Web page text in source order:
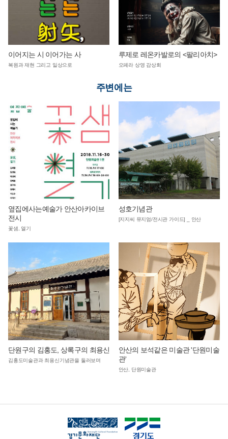
이어지는 시 이어가는 사
복원과 재현 그리고 일상으로
루제로 레온카발로의 <팔리아치>
오페라 상영 감상회
주변에는
옆집에사는예술가 안산아카이브
전시
꽃샘, 열기
성호기념관
[지지씨 뮤지엄/전시관 가이드] _ 안산
단원구의 김홍도, 상록구의 최용신
김홍도미술관과 최용신기념관을 둘러보며
안산의 보석같은 미술관 '단원미술
관'
안산, 단원미술관